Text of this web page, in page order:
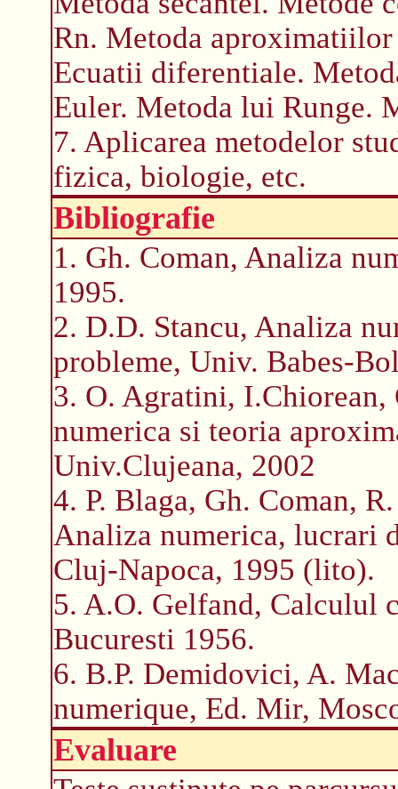
Rn. Metoda
Ecuatii diferentiale.
Euler. Metoda lui Runge.
7. Aplicarea metodelor
fizica, biologie, etc.
Bibliografie
1. Gh. Coman, Analiza
1995.
2. D.D. Stancu, Analiza
probleme, Univ. Babes-
3. O. Agratini, I.Chiorean,
numerica si teoria
Univ.Clujeana, 2002
4. P. Blaga, Gh. Coman,
Analiza numerica, lucrari
Cluj-Napoca, 1995 (lito).
5. A.O. Gelfand, Calculul
Bucuresti 1956.
6. B.P. Demidovici, A.
numerique, Ed. Mir,
Evaluare